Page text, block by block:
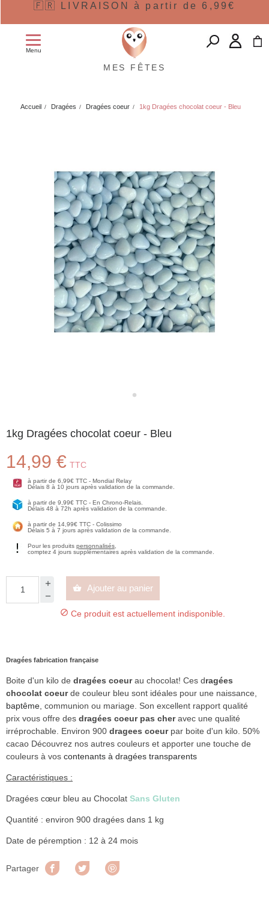
🇫🇷 LIVRAISON à partir de 6,99€
Menu
MES FÊTES
Accueil Dragées Dragées coeur 1kg Dragées chocolat coeur - Bleu
1kg Dragées chocolat coeur - Bleu
14,99 € TTC
à partir de 6,99€ TTC - Mondial Relay
Délais 8 à 10 jours après validation de la commande.
à partir de 9,99€ TTC - En Chrono-Relais.
Délais 48 à 72h après validation de la commande.
à partir de 14,99€ TTC - Colissimo
Délais 5 à 7 jours après validation de la commande.
Pour les produits personnalisés
comptez 4 jours supplémentaires après validation de la commande.
 Ajouter au panier
 Ce produit est actuellement indisponible.
Dragées fabrication française
Boite d'un kilo de dragées coeurau chocolat! Ces dragées
chocolat coeurde couleur bleu sont idéales pour une naissance,
baptême , communion ou mariage. Son excellent rapport qualité
prix vous offre des dragées coeur pas cheravec une qualité
irréprochable. Environ 900 dragees coeurpar boite d'un kilo. 50%
cacao Découvrez nos autres couleurs et apporter une touche de
couleurs à vos contenants à dragées transparents
Caractéristiques :
Dragées cœur bleu au Chocolat Sans Gluten
Quantité : environ 900 dragées dans 1 kg
Date de péremption : 12 à 24 mois
Partager Partager Tweet